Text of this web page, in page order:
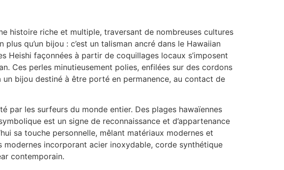
histoire riche et multiple, traversant de nombreuses cultures
qu’un bijou : c’est un talisman ancré dans le Hawaiian
Heishi façonnées à partir de coquillages locaux s’imposent
Ces perles minutieusement polies, enfilées sur des cordons
bijou destiné à être porté en permanence, au contact de
par les surfeurs du monde entier. Des plages hawaïennes
est un signe de reconnaissance et d’appartenance
sa touche personnelle, mêlant matériaux modernes et
incorporant acier inoxydable, corde synthétique
contemporain.